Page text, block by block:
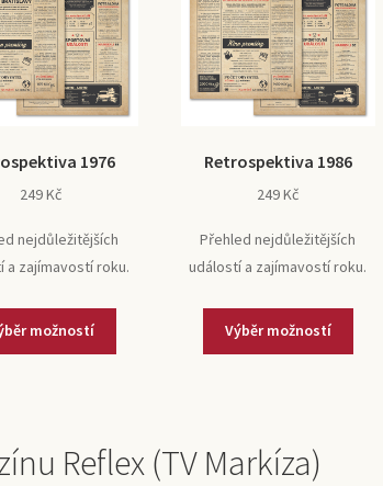
1976
249Kč
nejdůležitějších
a zajímavostí roku.
možností
Retrospektiva 1986
249Kč
Přehled nejdůležitějších
událostí a zajímavostí roku.
Výběr možností
Reflex (TV Markíza)